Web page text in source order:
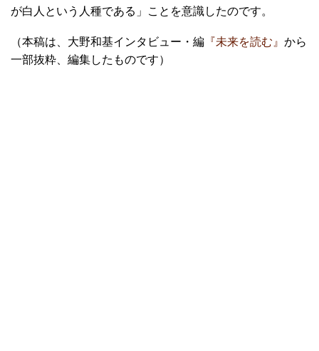
が白人という人種である」ことを意識したのです。
（本稿は、大野和基インタビュー・編 『未来を読む』 から
一部抜粋、編集したものです）